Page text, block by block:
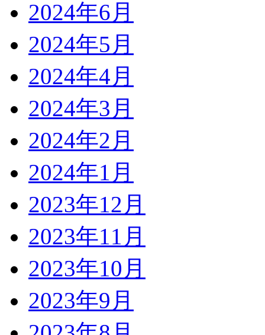
2024年6月
2024年5月
2024年4月
2024年3月
2024年2月
2024年1月
2023年12月
2023年11月
2023年10月
2023年9月